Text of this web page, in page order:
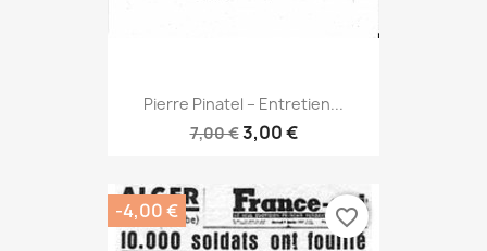
Pierre Pinatel – Entretien...
7,00 €3,00 €
-4,00 € favorite_border